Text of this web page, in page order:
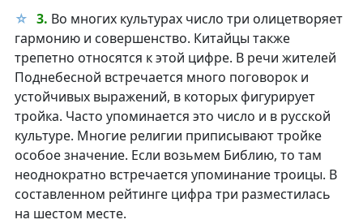
3. Во многих культурах число три олицетворяет
гармонию и совершенство. Китайцы также
трепетно относятся к этой цифре. В речи жителей
Поднебесной встречается много поговорок и
устойчивых выражений, в которых фигурирует
тройка. Часто упоминается это число и в русской
культуре. Многие религии приписывают тройке
особое значение. Если возьмем Библию, то там
неоднократно встречается упоминание троицы. В
составленном рейтинге цифра три разместилась
на шестом месте.